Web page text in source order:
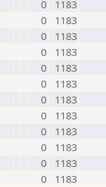
0
1183
0
1183
0
1183
0
1183
0
1183
0
1183
0
1183
0
1183
0
1183
0
1183
0
1183
0
1183